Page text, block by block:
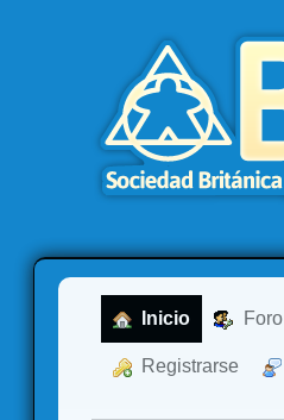
Inicio Foro
Registrarse